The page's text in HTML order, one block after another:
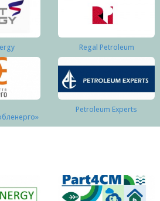
Regal Petroleum
Petroleum Experts